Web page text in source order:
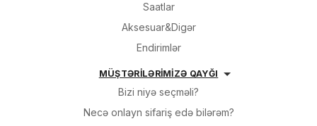
Saatlar
Aksesuar&Digər
Endirimlər
MÜŞTƏRİLƏRİMİZƏ QAYĞI
Bizi niyə seçməli?
Necə onlayn sifariş edə bilərəm?